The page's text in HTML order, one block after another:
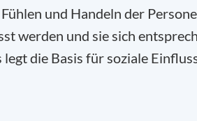
und Handeln der
werden und sie sich
die Basis für soziale